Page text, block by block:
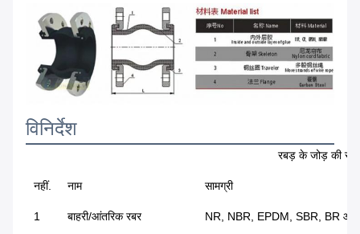
विनिर्देश
रबड़ के जोड़ की
नहीं. नाम सामग्री
1 बाहरी/आंतरिक रबर NR, NBR, EPDM, SBR, BR आदि